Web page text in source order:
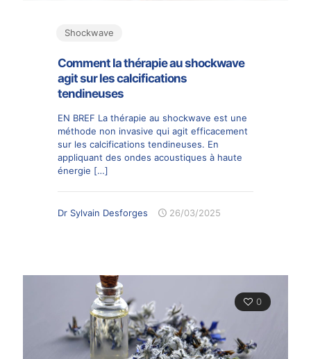
Shockwave
Comment la thérapie au shockwave
agit sur les calcifications
tendineuses
EN BREF La thérapie au shockwave est une
méthode non invasive qui agit efficacement
sur les calcifications tendineuses. En
appliquant des ondes acoustiques à haute
énergie […]
Dr Sylvain Desforges 26/03/2025
0